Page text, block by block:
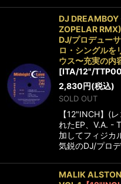
DJ
ZOPELAR RMX)
DJ/プロデュー
ロ・シングルを
ウス〜充実の内
[ITA/12"/
2,830円(税込)
SOLD OUT
【12"INCH】(
れたEP、V.A. -
加してフィジカ
気鋭のDJ/プロ
MALIK